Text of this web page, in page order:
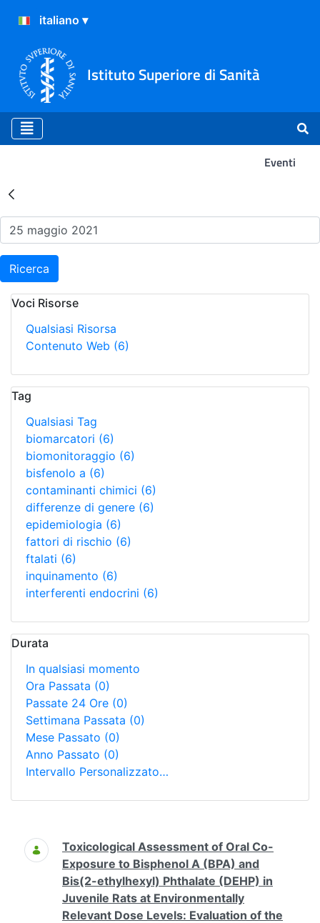
Istituto Superiore di Sanità
Eventi
Risultati della Ricerca -
Ricerca
Voci Risorse
Qualsiasi Risorsa
Contenuto Web (6)
Tag
Qualsiasi Tag
biomarcatori (6)
biomonitoraggio (6)
bisfenolo a (6)
contaminanti chimici (6)
differenze di genere (6)
epidemiologia (6)
fattori di rischio (6)
ftalati (6)
inquinamento (6)
interferenti endocrini (6)
Durata
In qualsiasi momento
Ora Passata (0)
Passate 24 Ore (0)
Settimana Passata (0)
Mese Passato (0)
Anno Passato (0)
Intervallo Personalizzato…
Ricerca
Toxicological Assessment of Oral Co-
Exposure to Bisphenol A (BPA) and
Bis(2-ethylhexyl) Phthalate (DEHP) in
Juvenile Rats at Environmentally
Relevant Dose Levels: Evaluation of the